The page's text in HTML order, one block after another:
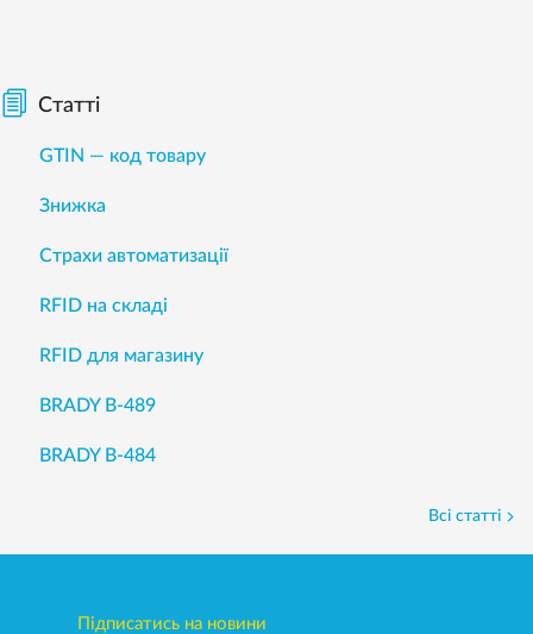
Статті
GTIN — код товару
Знижка
Страхи автоматизації
RFID на складі
RFID для магазину
BRADY B-489
BRADY B-484
Всі статті
Підписатись на новини